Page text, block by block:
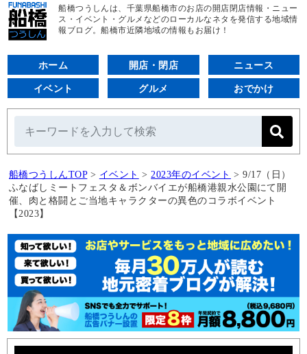
船橋つうしんは、千葉県船橋市のお店の開店閉店情報・ニュー
ス・イベント・グルメなどのローカルなネタを発信する地域情
報ブログ。船橋市近隣地域の情報もお届け！
ホーム 開店・閉店 ニュース
イベント グルメ おでかけ
船橋つうしんTOP > イベント > 2023年のイベント > 9/17（日）
ふなばしミートフェスタ＆ボンバイエが船橋港親水公園にて開
催、肉と格闘とご当地キャラクターの異色のコラボイベント
【2023】